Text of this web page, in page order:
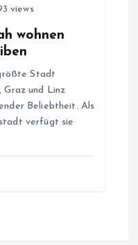
views
wohnen
Stadt
Graz und Linz
Beliebtheit. Als
verfügt sie